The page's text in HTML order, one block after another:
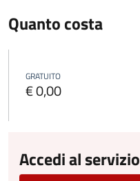
Quanto costa
GRATUITO
€ 0,00
Accedi al servizio